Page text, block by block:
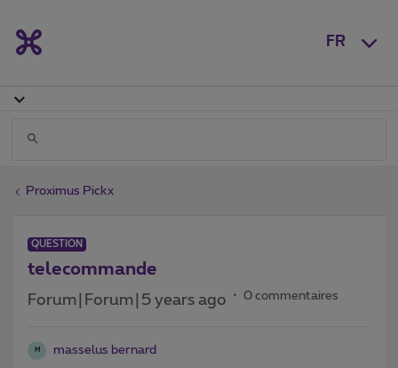
FR
Proximus Pickx
QUESTION
telecommande
Forum|Forum|5 years ago 0 commentaires
M masselus bernard